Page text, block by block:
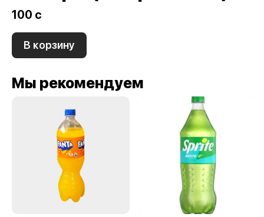
100 c
В корзину
Мы рекомендуем